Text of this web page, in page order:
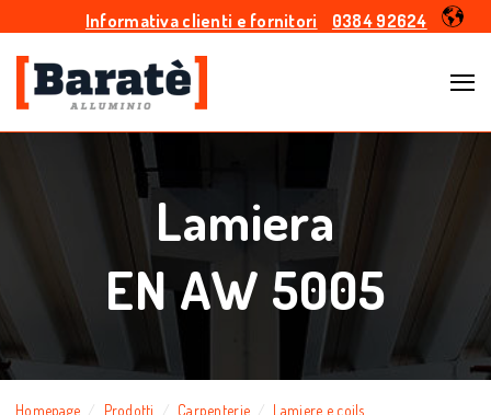
Informativa clienti e fornitori 0384 92624
Lamiera
EN AW 5005
Homepage Prodotti Carpenterie
Lamiere e coils